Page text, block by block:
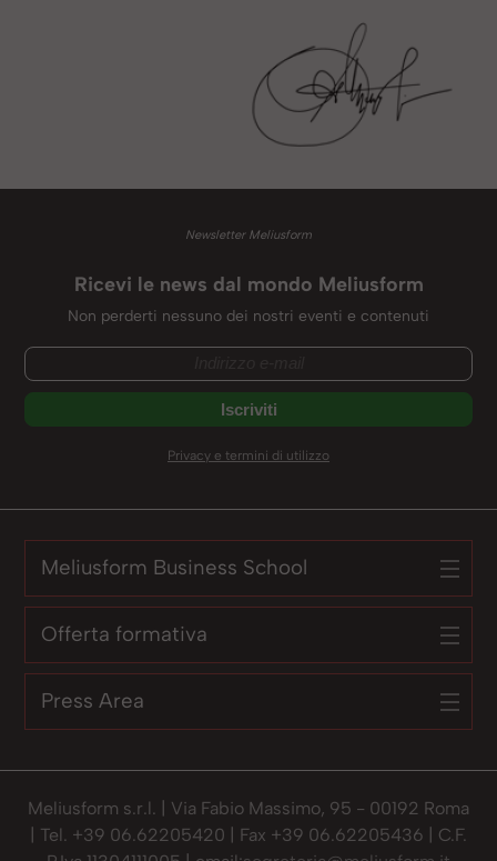
Newsletter Meliusform
Ricevi le news dal mondo Meliusform
Non perderti nessuno dei nostri eventi e contenuti
Privacy e termini di utilizzo
Meliusform Business School
Offerta formativa
Press Area
Meliusform s.r.l. | Via Fabio Massimo, 95 - 00192 Roma
| Tel. +39 06.62205420 | Fax +39 06.62205436 | C.F.